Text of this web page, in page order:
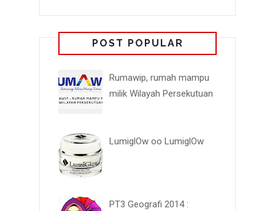
POST POPULAR
Rumawip, rumah mampu
milik Wilayah Persekutuan
LumiglOw oo LumiglOw
PT3 Geografi 2014 :